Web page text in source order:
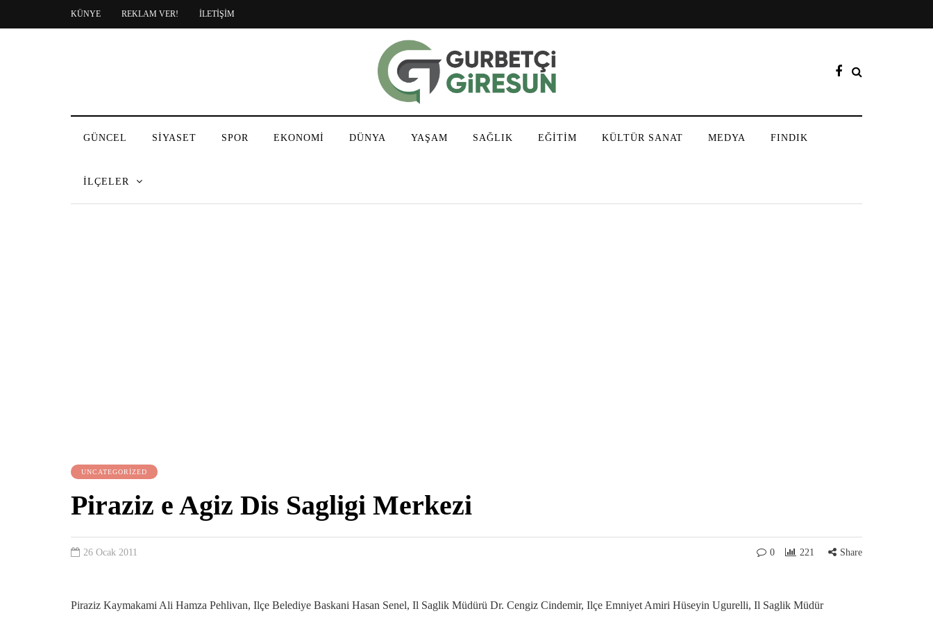
KÜNYE REKLAM VER! İLETİŞİM
GÜNCEL SİYASET SPOR EKONOMİ DÜNYA YAŞAM SAĞLIK EĞİTİM KÜLTÜR SANAT MEDYA FINDIK
İLÇELER
UNCATEGORIZED
Piraziz e Agiz Dis Sagligi Merkezi
26 Ocak 2011 0 221 Share
Piraziz Kaymakami Ali Hamza Pehlivan, Ilçe Belediye Baskani Hasan Senel, Il Saglik Müdürü Dr. Cengiz Cindemir, Ilçe Emniyet Amiri Hüseyin Ugurelli, Il Saglik Müdür